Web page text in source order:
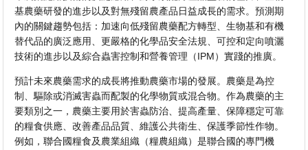
基農藥研發的進步以及對無殘留農產品日益成長的需求。預測期
內的關鍵趨勢包括：加速向低殘留農藥配方轉型、生物基和有機
替代品的廣泛應用、更嚴格的化學品安全法規、可控和定向噴灑
技術的進步以及綜合蟲害控制和營養管理（IPM）實踐的推廣。
預計未來農藥需求的成長將推動農藥市場的發展。農藥是為控
制、驅除或消滅害蟲而配製的化學物質或混合物。作為農藥的主
要類別之一，農藥主要用於害蟲防治、提高產量、保障穩定可靠
的糧食供應、改善產品品質、維護公共衛生、保護季節性作物。
例如，聯合國糧食及農業組織（糧農組織）是聯合國的專門機